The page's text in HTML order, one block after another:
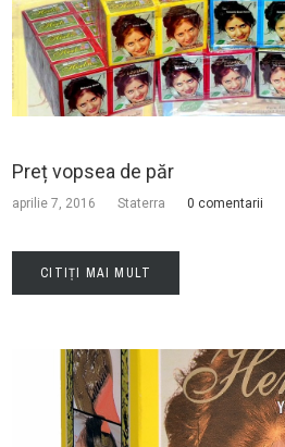
Preț vopsea de păr
aprilie 7, 2016 Staterra 0 comentarii
CITIȚI MAI MULT